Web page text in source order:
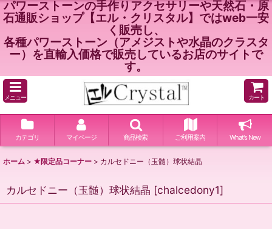
パワーストーンの手作りアクセサリーや天然石・原
石通販ショップ【エル・クリスタル】ではweb一安
く販売し、
各種パワーストーン（アメジストや水晶のクラスタ
ー）を直輸入価格で販売しているお店のサイトで
す。
メニュー カート
カテゴリ マイページ 商品検索 ご利用案内 What's New
ホーム > ★限定品コーナー > カルセドニー（玉髄）球状結晶
カルセドニー（玉髄）球状結晶 [chalcedony1]